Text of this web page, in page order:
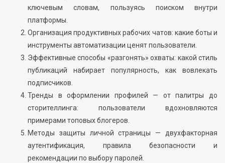
ключевым словам, пользуясь поиском внутри
платформы.
Организация продуктивных рабочих чатов: какие боты и
инструменты автоматизации ценят пользователи.
Эффективные способы «разгонять» охваты: какой стиль
публикаций набирает популярность, как вовлекать
подписчиков.
Тренды в оформлении профилей — от палитры до
сторителлинга: пользователи вдохновляются
примерами топовых блогеров.
Методы защиты личной страницы — двухфакторная
аутентификация, правила безопасности и
рекомендации по выбору паролей.